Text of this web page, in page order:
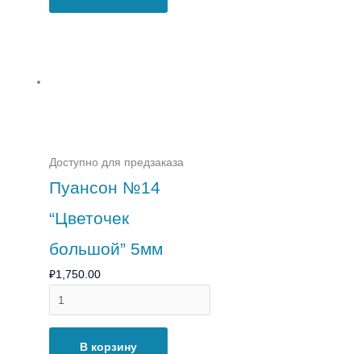
Доступно для предзаказа
Пуансон №14
“Цветочек
большой” 5мм
₽1,750.00
В корзину